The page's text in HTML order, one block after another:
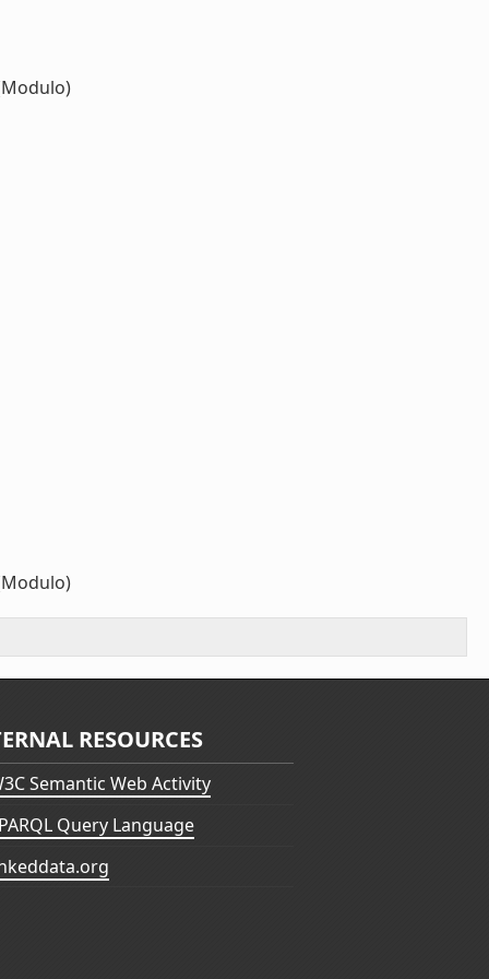
RESOURCES
Semantic Web Activity
Query Language